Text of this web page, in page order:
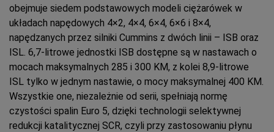
obejmuje siedem podstawowych modeli ciężarówek w
układach napędowych 4×2, 4×4, 6×4, 6×6 i 8×4,
napędzanych przez silniki Cummins z dwóch linii – ISB oraz
ISL. 6,7-litrowe jednostki ISB dostępne są w nastawach o
mocach maksymalnych 285 i 300 KM, z kolei 8,9-litrowe
ISL tylko w jednym nastawie, o mocy maksymalnej 400 KM.
Wszystkie one, niezależnie od serii, spełniają normę
czystości spalin Euro 5, dzięki technologii selektywnej
redukcji katalitycznej SCR, czyli przy zastosowaniu płynu